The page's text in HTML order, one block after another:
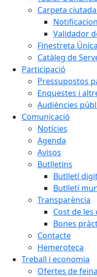
Carpeta
Validador
Finestreta
Catàleg de
Participació
Pressupostos
Enquestes i
Audiències
Comunicació
Notícies
Agenda
Avisos
Butlletins
Butlletí
Butlletí
Transparència
Cost de
Bones
Contacte
Hemeroteca
Treball i economia
Ofertes de feina